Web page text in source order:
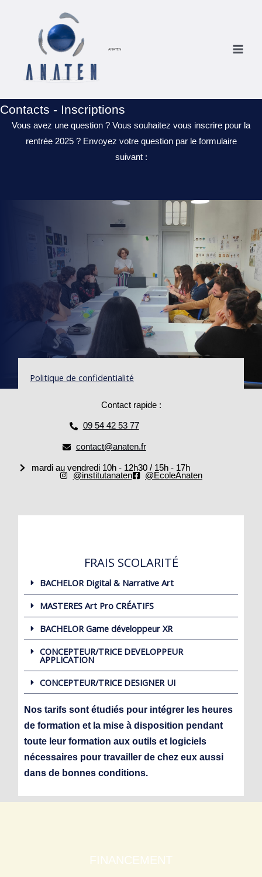
ANATEN
Contacts - Inscriptions
Vous avez une question ? Vous souhaitez vous inscrire pour la
rentrée 2025 ? Envoyez votre question par le formulaire
suivant :
Politique de confidentialité
Contact rapide :
09 54 42 53 77
contact@anaten.fr
mardi au vendredi 10h - 12h30 / 15h - 17h
@institutanaten
@EcoleAnaten
FRAIS SCOLARITÉ
BACHELOR Digital & Narrative Art
MASTERES Art Pro CRÉATIFS
BACHELOR Game développeur XR
CONCEPTEUR/TRICE DEVELOPPEUR
APPLICATION
CONCEPTEUR/TRICE DESIGNER UI
Nos tarifs sont étudiés pour intégrer les heures
de formation et la mise à disposition pendant
toute leur formation aux outils et logiciels
nécessaires pour travailler de chez eux aussi
dans de bonnes conditions.
FINANCEMENT